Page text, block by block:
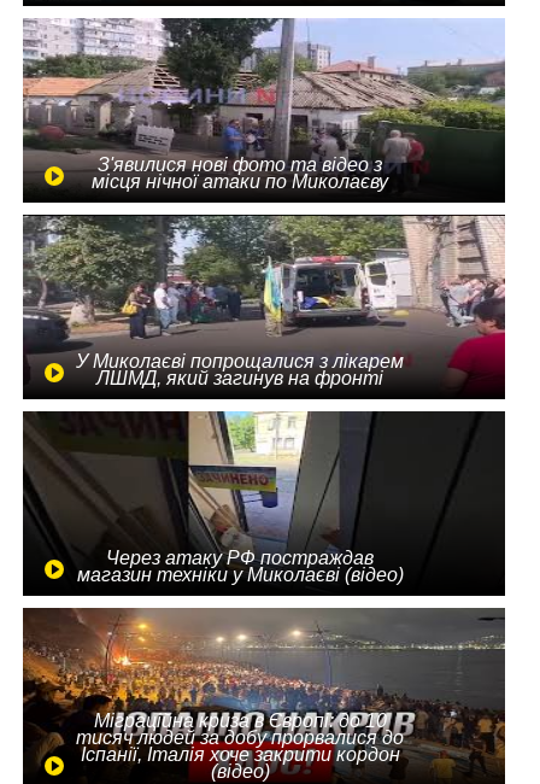
З'явилися нові фото та відео з
місця нічної атаки по Миколаєву
У Миколаєві попрощалися з лікарем
ЛШМД, який загинув на фронті
Через атаку РФ постраждав
магазин техніки у Миколаєві (відео)
Міграційна криза в Європі: до 10
тисяч людей за добу прорвалися до
Іспанії, Італія хоче закрити кордон
(відео)